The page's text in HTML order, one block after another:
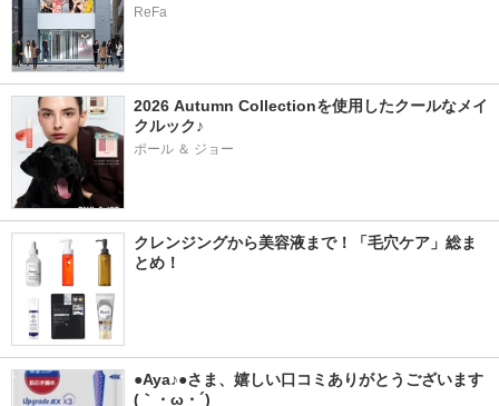
ReFa
2026 Autumn Collectionを使用したクールなメイ
クルック♪
ポール ＆ ジョー
クレンジングから美容液まで！「毛穴ケア」総ま
とめ！
●Aya♪●さま、嬉しい口コミありがとうございます
(｀・ω・´)